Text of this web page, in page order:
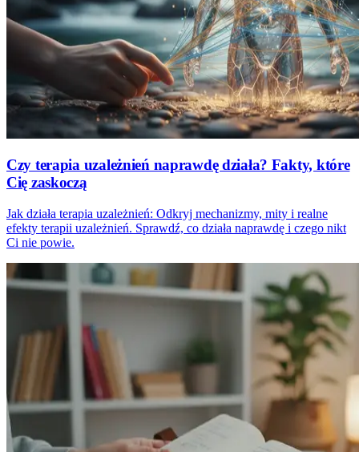
Czy terapia uzależnień naprawdę działa? Fakty, które
Cię zaskoczą
Jak działa terapia uzależnień: Odkryj mechanizmy, mity i realne
efekty terapii uzależnień. Sprawdź, co działa naprawdę i czego nikt
Ci nie powie.